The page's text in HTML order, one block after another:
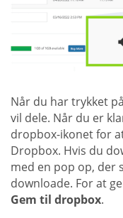
Når du har trykket
vil dele. Når du er
dropbox-ikonet for
Dropbox. Hvis du
med en pop op, der
downloade. For at
Gem til dropbox.